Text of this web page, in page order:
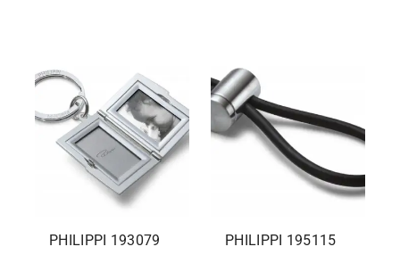
PHILIPPΙ 193079 PHILIPPΙ 195115